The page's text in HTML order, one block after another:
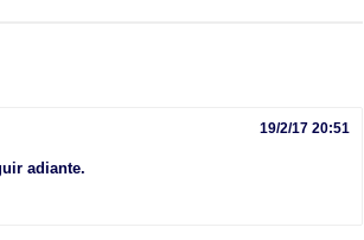
19/2/17 20:51
adiante.